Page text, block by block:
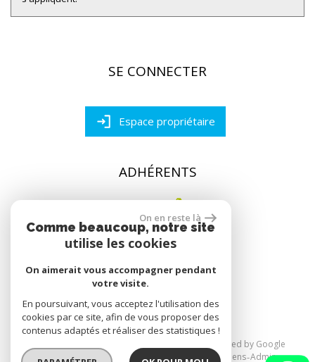
ADHÉRENTS
SE CONNECTER
Espace propriétaire
réalisé par
© 2026 | Tous droits réservés | Traduction powered by Google
Plan du site Mentions légales Nos honoraires Liens Admin
On en reste là
Comme beaucoup, notre site
utilise les cookies
On aimerait vous accompagner pendant
votre visite.
En poursuivant, vous acceptez l'utilisation des
cookies par ce site, afin de vous proposer des
contenus adaptés et réaliser des statistiques !